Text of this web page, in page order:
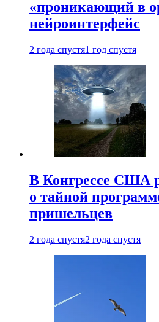
«проникающий в
нейроинтерфейс
2 года спустя1 год спустя
В Конгрессе США
о тайной
пришельцев
2 года спустя2 года спустя